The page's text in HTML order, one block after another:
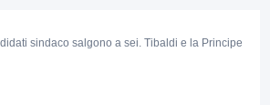
sindaco salgono a sei. Tibaldi e la Principe